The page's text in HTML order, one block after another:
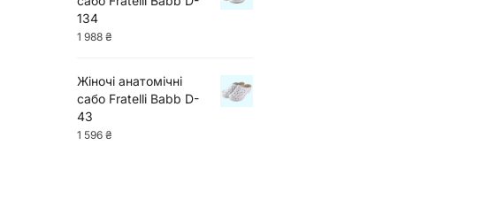
134
1 988 ₴
Жіночі анатомічні
сабо Fratelli Babb D-
43
1 596 ₴